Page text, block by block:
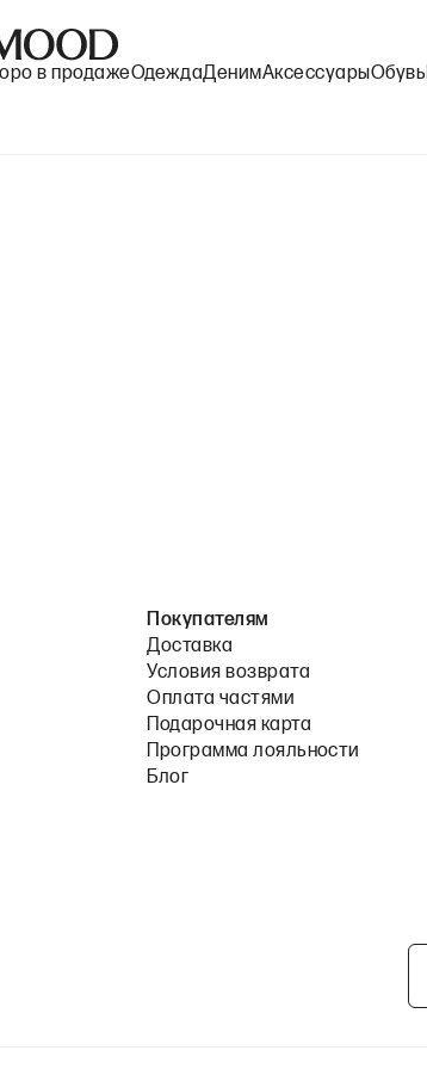
в продажеОдеждаДенимАксессуарыОбувь
Покупателям
Доставка
Условия возврата
Оплата частями
Подарочная карта
Программа лояльности
Блог